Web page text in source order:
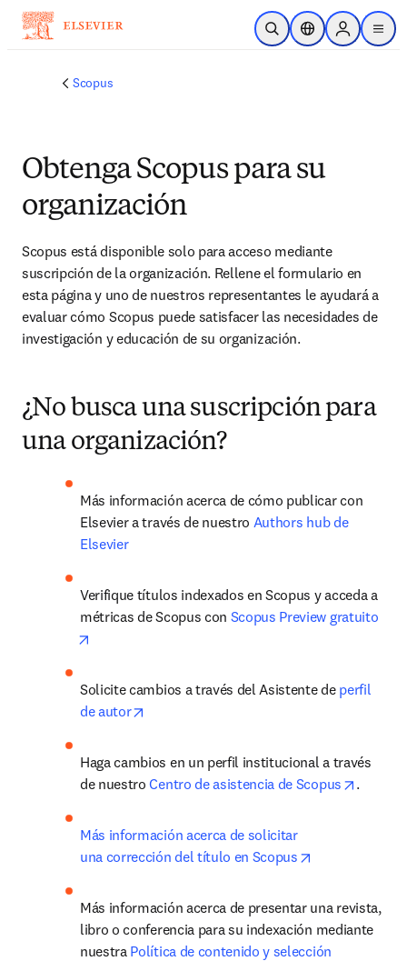
Saltar al contenido principal
Abrir búsqueda
Selector deSign in to
menu
Scopus
Obtenga Scopus para su
organización
Scopus está disponible solo para acceso mediante
suscripción de la organización. Rellene el formulario en
esta página y uno de nuestros representantes le ayudará a
evaluar cómo Scopus puede satisfacer las necesidades de
investigación y educación de su organización.​​
​¿No busca una suscripción para
una organización? ​
Más información acerca de cómo publicar con
Elsevier a través de nuestro Authors hub de
Elsevier
Verifique títulos indexados en Scopus y acceda a
métricas de Scopus con Scopus Preview gratuito
Solicite cambios a través del Asistente de perfil
de autor
Haga cambios en un perfil institucional a través
de nuestro Centro de asistencia de Scopus opens
.
Más información acerca de solicitar
una corrección del título en Scopus
Más información acerca de presentar una revista,
libro o conferencia para su indexación mediante
nuestra Política de contenido y selección